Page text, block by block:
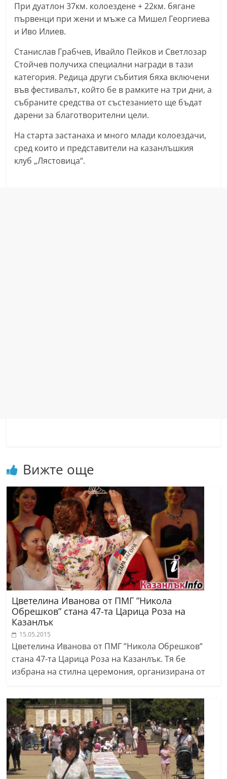
o
,
g
a
l
l
e
r
y
-
k
a
При дуатлон 37км. колоездене + 22км. бягане
първенци при жени и мъже са Мишел Георгиева
и Иво Илиев.
Станислав Грабчев, Ивайло Пейков и Светлозар
Стойчев получиха специални награди в тази
категория. Редица други събития бяха включени
във фестивалът, който бе в рамките на три дни, а
събраните средства от състезанието ще бъдат
дарени за благотворителни цели.
На старта застанаха и много млади колоездачи,
сред които и представители на казанлъшкия
клуб „Лястовица“.
Вижте още
Цветелина Иванова от ПМГ ”Никола
Обрешков” стана 47-та Царица Роза на
Казанлък
15.05.2015
Цветелина Иванова от ПМГ ”Никола Обрешков”
стана 47-та Царица Роза на Казанлък. Тя бе
избрана на стилна церемония, организирана от